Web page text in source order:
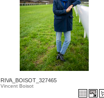
RIVA_BOISOT_327465
Vincent Boisot